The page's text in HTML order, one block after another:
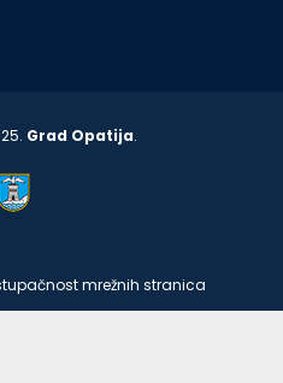
Grad Opatija.
mrežnih stranica